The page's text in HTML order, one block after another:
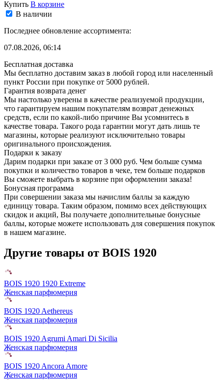
Купить В корзине
В наличии
Последнее обновление ассортимента:
07.08.2026, 06:14
Бесплатная доставка
Мы бесплатно доставим заказ в любой город или населенный
пункт России при покупке от 5000 рублей.
Гарантия возврата денег
Мы настолько уверены в качестве реализуемой продукции,
что гарантируем нашим покупателям возврат денежных
средств, если по какой-либо причине Вы усомнитесь в
качестве товара. Такого рода гарантии могут дать лишь те
магазины, которые реализуют исключительно товары
оригинального происхождения.
Подарки к заказу
Дарим подарки при заказе от 3 000 руб. Чем больше сумма
покупки и количество товаров в чеке, тем больше подарков
Вы сможете выбрать в корзине при оформлении заказа!
Бонусная программа
При совершении заказа мы начислим баллы за каждую
единицу товара. Таким образом, помимо всех действующих
скидок и акций, Вы получаете дополнительные бонусные
баллы, которые можете использовать для совершения покупок
в нашем магазине.
Другие товары от BOIS 1920
BOIS 1920 1920 Extreme
Женская парфюмерия
BOIS 1920 Aethereus
Женская парфюмерия
BOIS 1920 Agrumi Amari Di Sicilia
Женская парфюмерия
BOIS 1920 Ancora Amore
Женская парфюмерия